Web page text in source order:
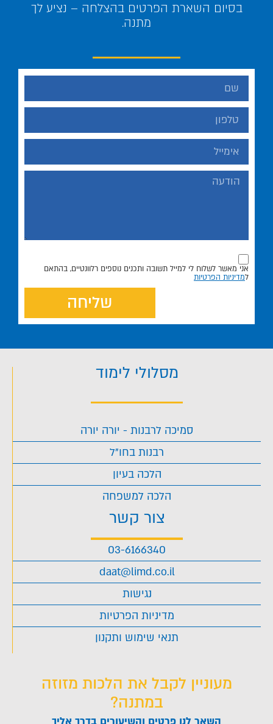
בסיום השארת הפרטים בהצלחה – נציע לך
מתנה.
אני מאשר לשלוח לי למייל תשובה ותכנים נוספים רלוונטיים, בהתאם
למדיניות הפרטיות
שליחה
מסלולי לימוד
סמיכה לרבנות - יורה יורה
רבנות בחו"ל
הלכה בעיון
הלכה למשפחה
צור קשר
03-6166340
daat@limd.co.il
נגישות
מדיניות הפרטיות
תנאי שימוש ותקנון
מעוניין לקבל את הלכות מזוזה
במתנה?